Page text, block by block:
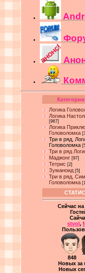
Логика
Логика
[967]
Логика
Головоломка
Три в ряд,
Головоломка
Три в ряд
Маджонг [97]
Тетрис [2]
Зуманоид [5]
Три в ряд,
Головоломка
Сейчас на
stvol ,
848
Новых за
Новых